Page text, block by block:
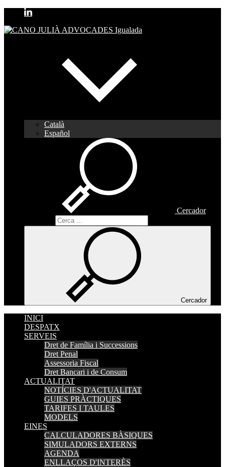
Català
Español
Cercador
Cercador
INICI
DESPATX
SERVEIS
Dret de Família i Successions
Dret Penal
Assessoria Fiscal
Dret Bancari i de Consum
ACTUALITAT
NOTÍCIES D'ACTUALITAT
GUIES PRÀCTIQUES
TARIFES I TAULES
MODELS
EINES
CALCULADORES BÀSIQUES
SIMULADORS EXTERNS
AGENDA
ENLLAÇOS D'INTERÈS